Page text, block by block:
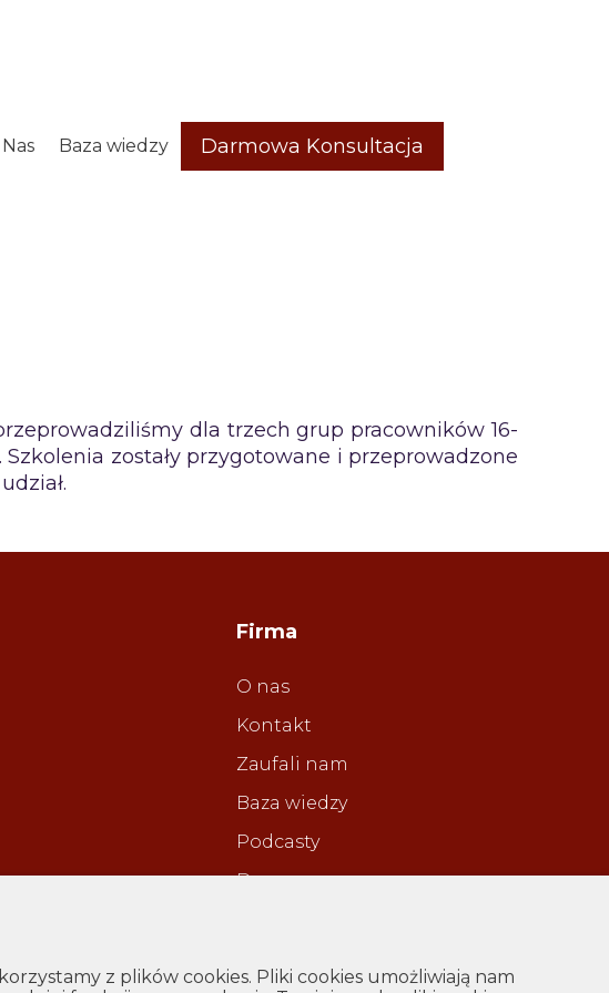
Baza wiedzy Darmowa Konsultacja
dla trzech grup pracowników 16-
zostały przygotowane i przeprowadzone
Firma
O nas
Kontakt
Zaufali nam
Baza wiedzy
Podcasty
Darmowa
z plików cookies. Pliki cookies umożliwiają nam